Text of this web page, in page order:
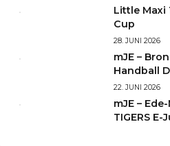
Little Maxi
Cup
28. JUNI 2026
mJE – Bronze bei den Lübecker
Handball
TIGERS
22. JUNI 2026
mJE –
TIGERS